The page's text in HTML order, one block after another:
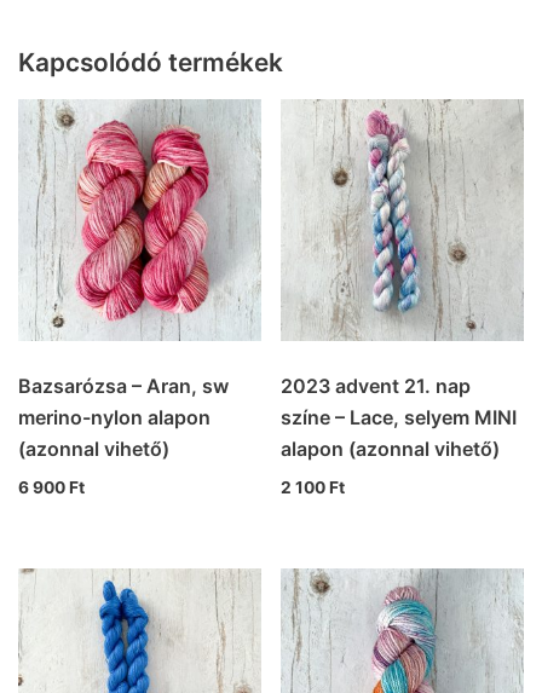
Kapcsolódó termékek
Bazsarózsa – Aran, sw
merino-nylon alapon
(azonnal vihető)
6 900Ft
2023 advent 21. nap
színe – Lace, selyem MINI
alapon (azonnal vihető)
2 100Ft